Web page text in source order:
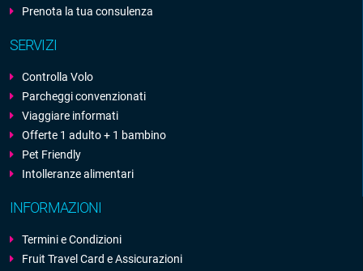
Prenota la tua consulenza
SERVIZI
Controlla Volo
Parcheggi convenzionati
Viaggiare informati
Offerte 1 adulto + 1 bambino
Pet Friendly
Intolleranze alimentari
INFORMAZIONI
Termini e Condizioni
Fruit Travel Card e Assicurazioni